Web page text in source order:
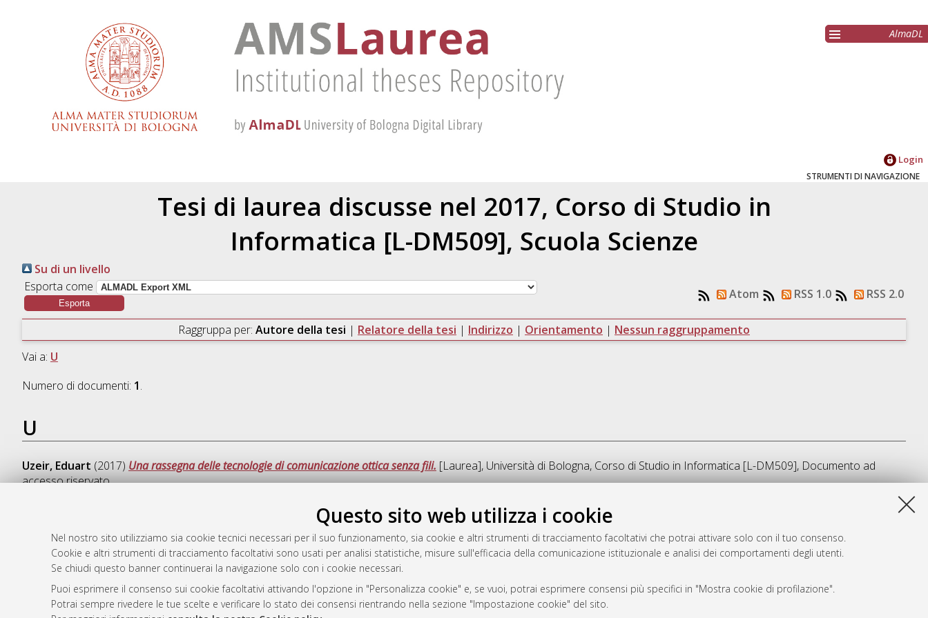
Questo sito web utilizza i cookie
Nel nostro sito utilizziamo sia cookie tecnici necessari per il suo funzionamento, sia cookie e altri strumenti di tracciamento facoltativi che potrai attivare solo con il tuo consenso.
Cookie e altri strumenti di tracciamento facoltativi sono usati per analisi statistiche, misure sull'efficacia della comunicazione istituzionale e analisi dei comportamenti degli utenti.
Se chiudi questo banner continuerai la navigazione solo con i cookie necessari.
Puoi esprimere il consenso sui cookie facoltativi attivando l'opzione in "Personalizza cookie" e, se vuoi, potrai esprimere consensi più specifici in "Mostra cookie di profilazione".
Potrai sempre rivedere le tue scelte e verificare lo stato dei consensi rientrando nella sezione "Impostazione cookie" del sito.
AlmaDL
Login
STRUMENTI DI NAVIGAZIONE
Tesi di laurea discusse nel 2017, Corso di Studio in
Informatica [L-DM509], Scuola Scienze
Su di un livello
Esporta come
Atom RSS 1.0 RSS 2.0
Raggruppa per: Autore della tesi | Relatore della tesi | Indirizzo | Orientamento | Nessun raggruppamento
Vai a: U
Numero di documenti: 1.
U
Uzeir, Eduart (2017) Una rassegna delle tecnologie di comunicazione ottica senza fili. [Laurea], Università di Bologna, Corso di Studio in Informatica [L-DM509], Documento ad
accesso riservato.
Questa lista e' stata generata il Thu Aug 6 20:43:47 2026 CEST
Atom
Rss 2.0
AMS Laurea
Servizio implementato e gestito da
Impostazioni Cookie
Informativa sulla privacy